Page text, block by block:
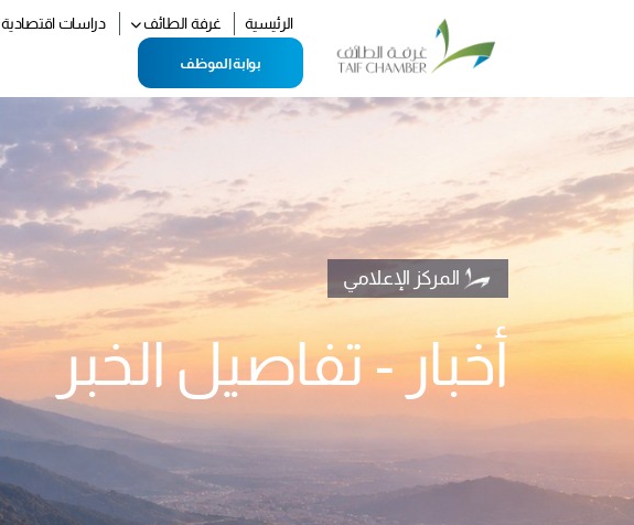
الرئيسية غرفة الطائف دراسات اقتصادية
بوابة الموظف
المركز الإعلامي
أخبار - تفاصيل الخبر